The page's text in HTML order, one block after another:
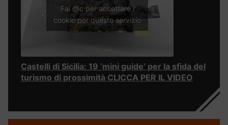
Fai clic per accettare i
cookie per questo servizio
Castelli di Sicilia: 19 ‘mini guide’ per la sfida del
turismo di prossimità CLICCA PER IL VIDEO